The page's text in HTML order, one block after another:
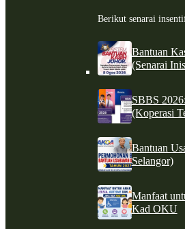
Berikut senarai
Bantuan
(Senarai
SBBS
(Koperasi
Bantuan
Selangor)
Manfaat
Kad OKU